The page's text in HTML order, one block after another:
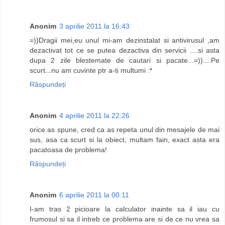
Anonim 3 aprilie 2011 la 16:43
=))Dragii mei,eu unul mi-am dezinstalat si antivirusul ,am
dezactivat tot ce se putea dezactiva din servicii ....si asta
dupa 2 zile blestemate de cautari si pacate...=))....Pe
scurt...nu am cuvinte ptr a-ti multumi :*
Răspundeți
Anonim 4 aprilie 2011 la 22:26
orice as spune, cred ca as repeta unul din mesajele de mai
sus, asa ca scurt si la obiect, multam fain, exact asta era
pacatoasa de problema!
Răspundeți
Anonim 6 aprilie 2011 la 00:11
I-am tras 2 picioare la calculator inainte sa il iau cu
frumosul si sa il intreb ce problema are si de ce nu vrea sa